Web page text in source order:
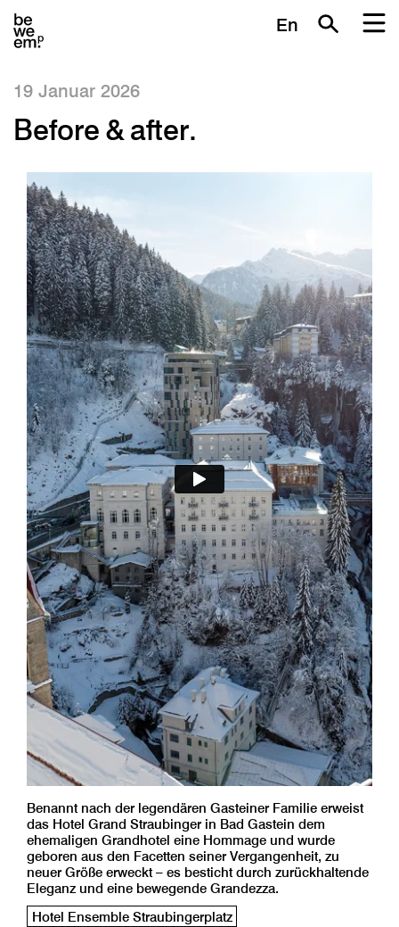
En
19 Januar 2026
Before & after.
Benannt nach der legendären Gasteiner Familie erweist
das Hotel Grand Straubinger in Bad Gastein dem
ehemaligen Grandhotel eine Hommage und wurde
geboren aus den Facetten seiner Vergangenheit, zu
neuer Größe erweckt – es besticht durch zurückhaltende
Eleganz und eine bewegende Grandezza.
Hotel Ensemble Straubingerplatz